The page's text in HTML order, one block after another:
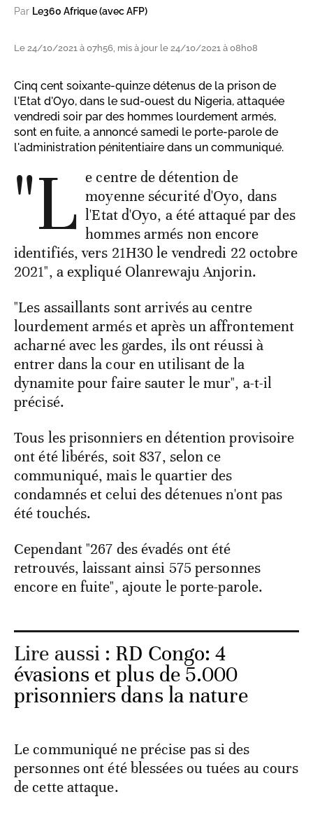
Par Le360 Afrique (avec AFP)
Le 24/10/2021 à 07h56, mis à jour le 24/10/2021 à 08h08
Cinq cent soixante-quinze détenus de la prison de
l'Etat d'Oyo, dans le sud-ouest du Nigeria, attaquée
vendredi soir par des hommes lourdement armés,
sont en fuite, a annoncé samedi le porte-parole de
l'administration pénitentiaire dans un communiqué.
"L e centre de détention de
moyenne sécurité d'Oyo, dans
l'Etat d'Oyo, a été attaqué par des
hommes armés non encore
identifiés, vers 21H30 le vendredi 22 octobre
2021", a expliqué Olanrewaju Anjorin.
"Les assaillants sont arrivés au centre
lourdement armés et après un affrontement
acharné avec les gardes, ils ont réussi à
entrer dans la cour en utilisant de la
dynamite pour faire sauter le mur", a-t-il
précisé.
Tous les prisonniers en détention provisoire
ont été libérés, soit 837, selon ce
communiqué, mais le quartier des
condamnés et celui des détenues n'ont pas
été touchés.
Cependant "267 des évadés ont été
retrouvés, laissant ainsi 575 personnes
encore en fuite", ajoute le porte-parole.
Lire aussi : RD Congo: 4
évasions et plus de 5.000
prisonniers dans la nature
Le communiqué ne précise pas si des
personnes ont été blessées ou tuées au cours
de cette attaque.